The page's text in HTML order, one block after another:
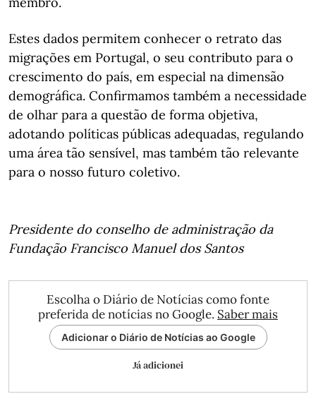
Estes dados permitem conhecer o retrato das
migrações em Portugal, o seu contributo para o
crescimento do país, em especial na dimensão
demográfica. Confirmamos também a necessidade
de olhar para a questão de forma objetiva,
adotando políticas públicas adequadas, regulando
uma área tão sensível, mas também tão relevante
para o nosso futuro coletivo.
Presidente do conselho de administração da
Fundação Francisco Manuel dos Santos
Escolha o Diário de Notícias como fonte
preferida de notícias no Google. Saber mais
Adicionar o Diário de Notícias ao Google
Já adicionei